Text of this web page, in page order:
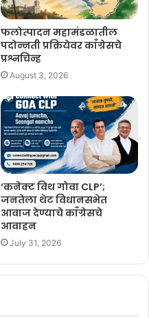
फलोत्पादन महामंडळातील
पदोन्नती प्रक्रियेवर काँग्रेसचे
प्रश्नचिन्ह
August 3, 2026
‘कनेक्ट विथ गोवा CLP’;
जनतेला थेट विधानसभेत
आवाज देण्याचे काँग्रेसचे
आवाहन
July 31, 2026